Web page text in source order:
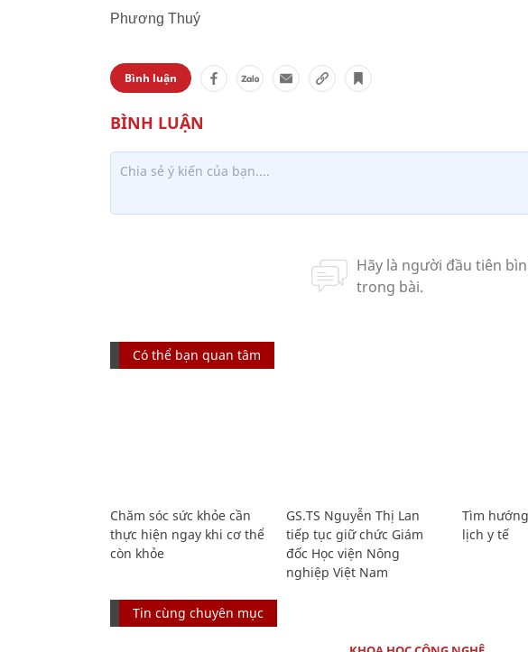
Phương Thuý
Bình luận
Có thể bạn quan tâm
Chăm sóc sức khỏe cần
thực hiện ngay khi cơ thể
còn khỏe
GS.TS Nguyễn Thị Lan
tiếp tục giữ chức Giám
đốc Học viện Nông
nghiệp Việt Nam
Tìm
lịch y tế
Tin cùng chuyên mục